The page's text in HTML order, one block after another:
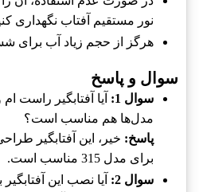
نور مستقیم آفتاب نگهداری
هرگز از حجم زیاد آب برای
سوال و پاسخ
سوال 1:
مدل‌ها هم مناسب است؟
پاسخ: خیر، این آفتابگیر
برای مدل 315 مناسب است.
سوال 2:
آیا نصب این